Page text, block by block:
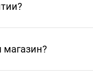
магазин?